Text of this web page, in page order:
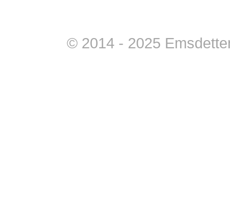
© 2014 - 2025